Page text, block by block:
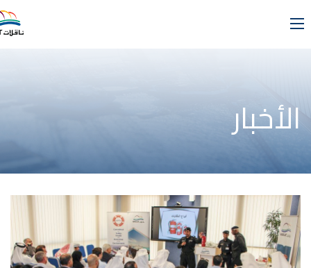
الأخبار